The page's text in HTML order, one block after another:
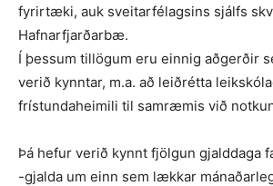
fyrirtæki, auk sveitarfélagsins sjálfs
Hafnarfjarðarbæ.
Í þessum tillögum eru einnig aðgerðir
verið kynntar, m.a. að leiðrétta
frístundaheimili til samræmis við
Þá hefur verið kynnt fjölgun gjalddaga
-gjalda um einn sem lækkar